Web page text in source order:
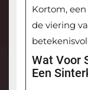
Kortom,
de viering
Wat Voor
Een